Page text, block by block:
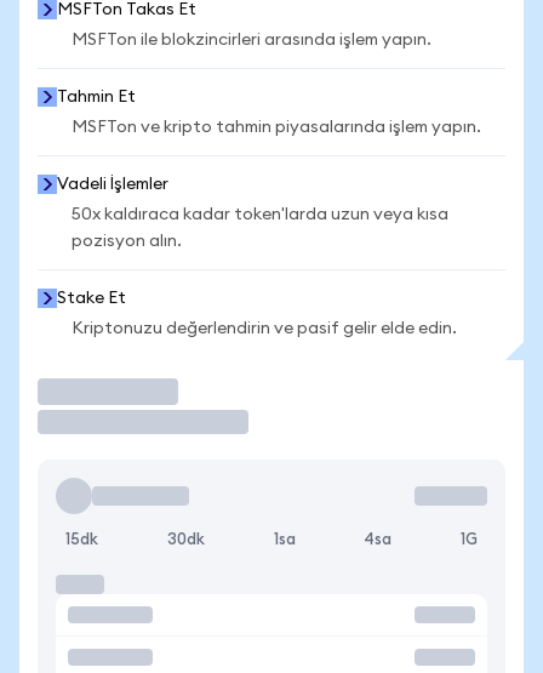
MSFTon Takas Et
MSFTon ile blokzincirleri arasında işlem yapın.
Tahmin Et
MSFTon ve kripto tahmin piyasalarında işlem yapın.
Vadeli İşlemler
50x kaldıraca kadar token'larda uzun veya kısa
pozisyon alın.
Stake Et
Kriptonuzu değerlendirin ve pasif gelir elde edin.
15dk 30dk 1sa 4sa 1G